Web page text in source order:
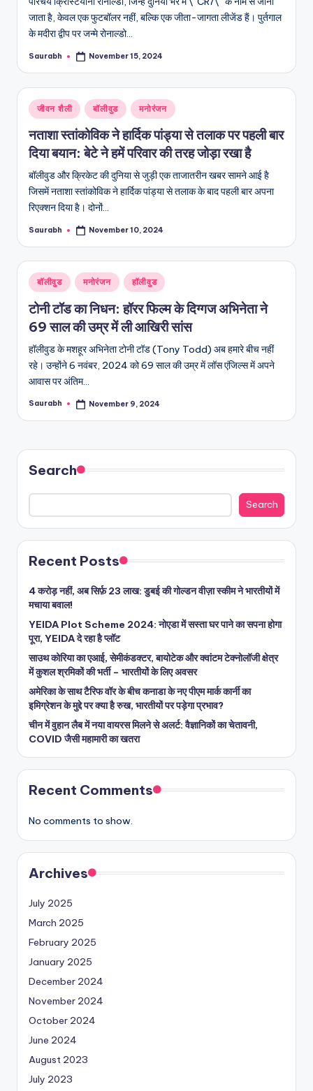
जाता है, केवल एक फुटबॉलर नहीं, बल्कि एक जीता-जागता लीजेंड हैं। पुर्तगाल
के मदीरा द्वीप पर जन्मे रोनाल्डो…
Posted
Saurabh November 15, 2024
Posted
in
जीवन शैली बॉलीवुड मनोरंजन
नताशा स्तांकोविक ने हार्दिक पांड्या से तलाक पर पहली बार
दिया बयान: बेटे ने हमें परिवार की तरह जोड़ा रखा है
बॉलीवुड और क्रिकेट की दुनिया से जुड़ी एक ताजातरीन खबर सामने आई है
जिसमें नताशा स्तांकोविक ने हार्दिक पांड्या से तलाक के बाद पहली बार अपना
रिएक्शन दिया है। दोनों…
Posted
Saurabh November 10, 2024
Posted
बॉलीवुड मनोरंजन हॉलीवुड
टोनी टॉड का निधन: हॉरर फिल्म के दिग्गज अभिनेता ने
69 साल की उम्र में ली आखिरी सांस
हॉलीवुड के मशहूर अभिनेता टोनी टॉड (Tony Todd) अब हमारे बीच नहीं
रहे। उन्होंने 6 नवंबर, 2024 को 69 साल की उम्र में लॉस एंजिल्स में अपने
आवास पर अंतिम…
Posted
Saurabh November 9, 2024
Search
Search
Recent Posts
4 करोड़ नहीं, अब सिर्फ़ 23 लाख: डुबई की गोल्डन वीज़ा स्कीम ने भारतीयों में
मचाया बवाल!
YEIDA Plot Scheme 2024: नोएडा में सस्ता घर पाने का सपना होगा
पूरा, YEIDA दे रहा है प्लॉट
साउथ कोरिया का एआई, सेमीकंडक्टर, बायोटेक और क्वांटम टेक्नोलॉजी क्षेत्र
में कुशल श्रमिकों की भर्ती – भारतीयों के लिए अवसर
अमेरिका के साथ टैरिफ वॉर के बीच कनाडा के नए पीएम मार्क कार्नी का
इमिग्रेशन के मुद्दे पर क्या है रुख, भारतीयों पर पड़ेगा प्रभाव?
चीन में वुहान लैब में नया वायरस मिलने से अलर्ट: वैज्ञानिकों का चेतावनी,
COVID जैसी महामारी का खतरा
Recent Comments
No comments to show.
Archives
July 2025
March 2025
February 2025
January 2025
December 2024
November 2024
October 2024
June 2024
August 2023
July 2023